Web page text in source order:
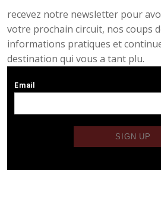
recevez notre newsletter pour
votre prochain circuit, nos coups
informations pratiques et
destination qui vous a tant plu.